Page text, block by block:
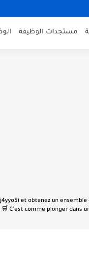
مستجدات الوظيفة
et obtenez un
C’est comme plonger dans